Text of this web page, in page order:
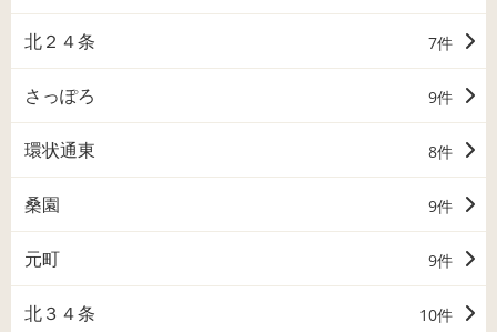
北２４条 7件
さっぽろ 9件
環状通東 8件
桑園 9件
元町 9件
北３４条 10件